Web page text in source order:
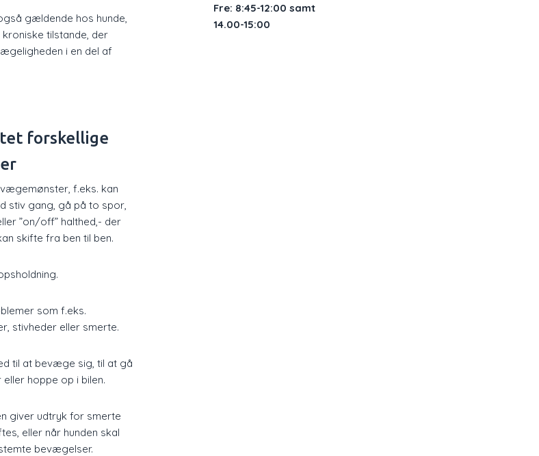
gældende hos hunde,
tilstande, der
i en del af
forskellige
f.eks. kan
stiv gang, gå på to spor,
”on/off” halthed,- der
skifte fra ben til ben.
som f.eks.
stivheder eller smerte.
til at bevæge sig, til at gå
hoppe op i bilen.
giver udtryk for smerte
eller når hunden skal
bevægelser.
Fre: 8:45-12:00 samt
14.00-15:00